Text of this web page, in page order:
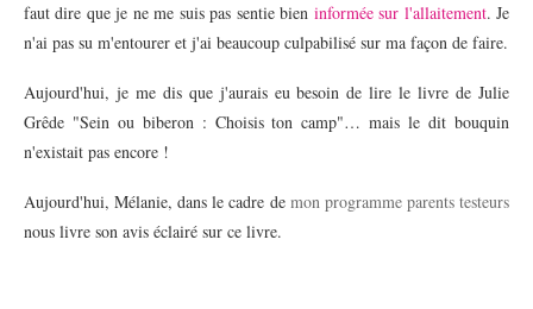
faut dire que je ne me suis pas sentie bien informée sur l'allaitement. Je
n'ai pas su m'entourer et j'ai beaucoup culpabilisé sur ma façon de faire.
Aujourd'hui, je me dis que j'aurais eu besoin de lire le livre de Julie
Grêde "Sein ou biberon : Choisis ton camp"… mais le dit bouquin
n'existait pas encore !
Aujourd'hui, Mélanie, dans le cadre de mon programme parents testeurs
nous livre son avis éclairé sur ce livre.